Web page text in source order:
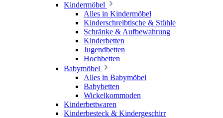
Kindermöbel
Alles in Kindermöbel
Kinderschreibtische & Stühle
Schränke & Aufbewahrung
Kinderbetten
Jugendbetten
Hochbetten
Babymöbel
Alles in Babymöbel
Babybetten
Wickelkommoden
Kinderbettwaren
Kinderbesteck & Kindergeschirr